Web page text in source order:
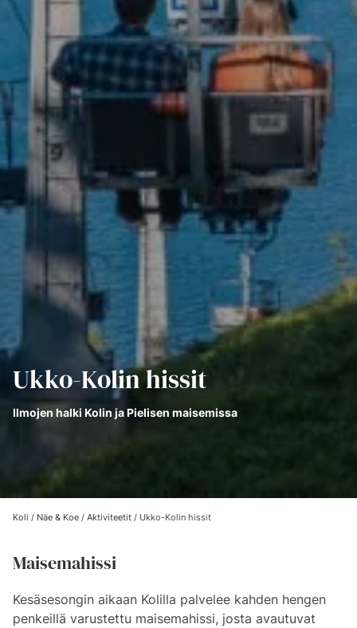
Ukko-Kolin hissit
Ilmojen halki Kolin ja Pielisen maisemissa
Koli / Näe & Koe / Aktiviteetit / Ukko-Kolin hissit
Maisemahissi
Kesäsesongin aikaan Kolilla palvelee kahden hengen
penkeillä varustettu maisemahissi, josta avautuvat